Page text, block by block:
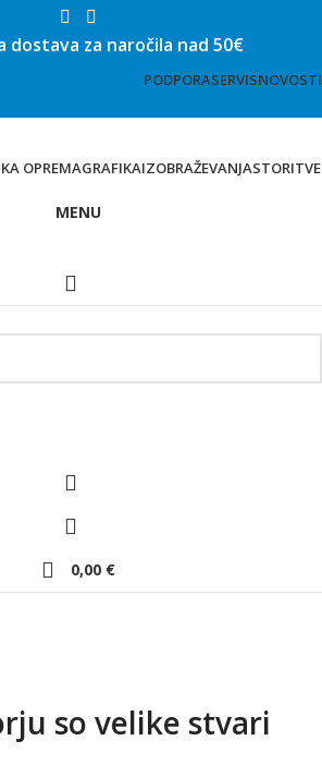
dostava za naročila nad 50€
PODPORASERVISNOVOSTI
OPREMAGRAFIKAIZOBRAŽEVANJASTORITVE
MENU
0,00 €
so velike stvari